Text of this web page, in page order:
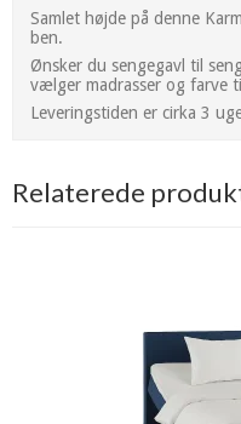
Samlet højde på denne
ben.
Ønsker du sengegavl til
vælger madrasser og farve
Leveringstiden er cirka 3
Relaterede